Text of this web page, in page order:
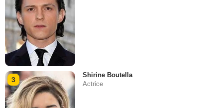
3
Shirine Boutella
Actrice